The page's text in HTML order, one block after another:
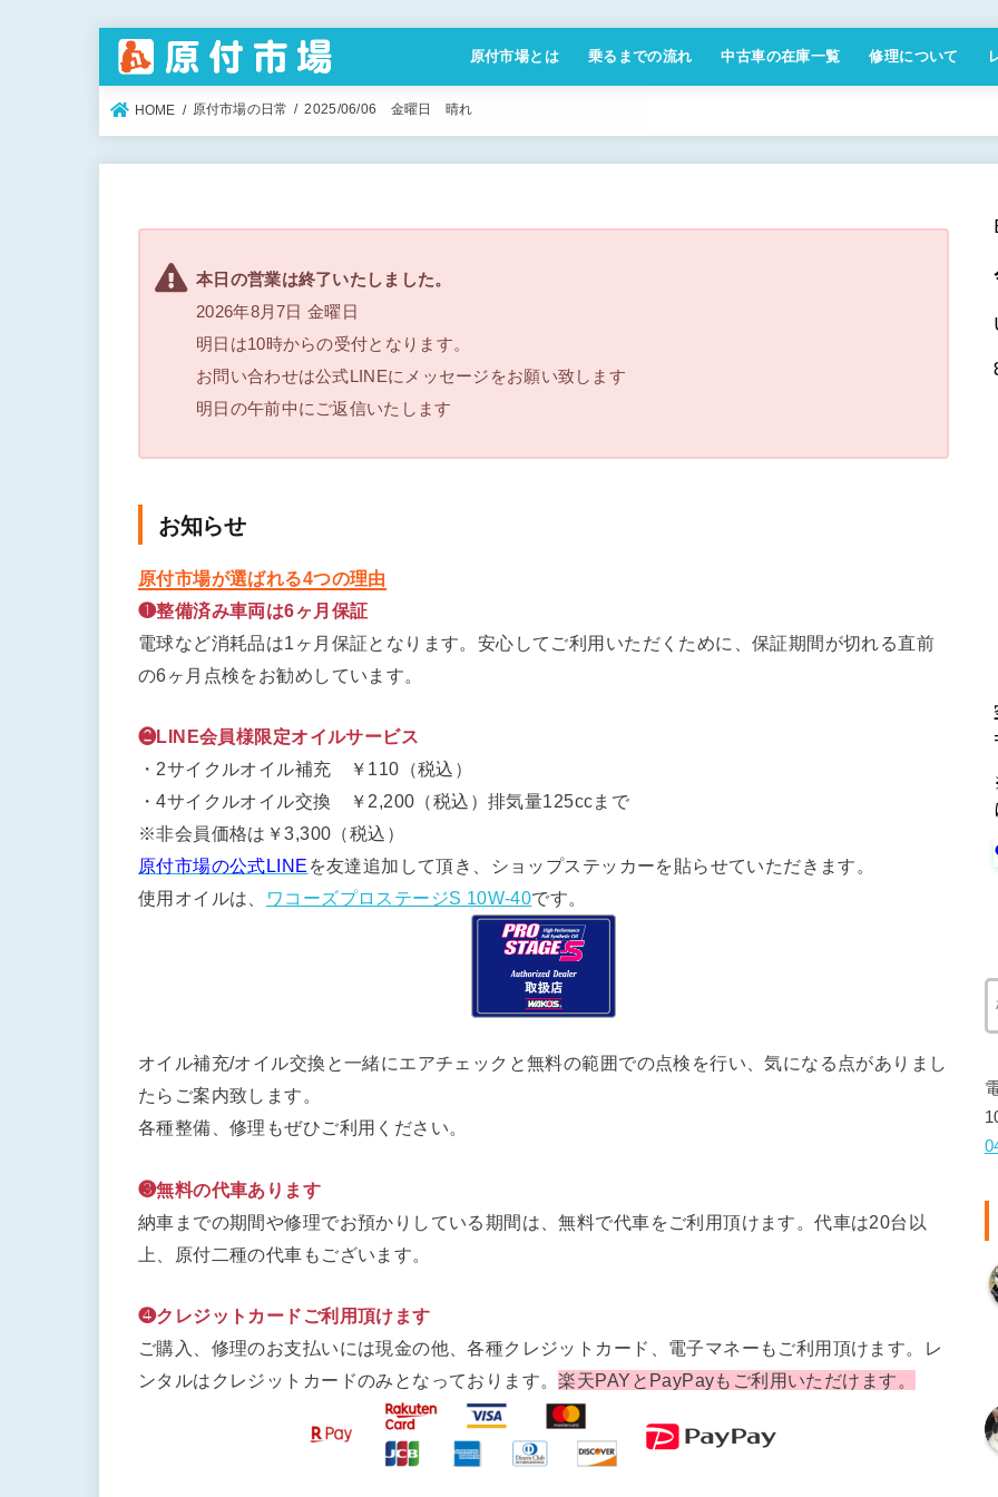
原付市場とは
特定商取引法に基づく表記
乗るまでの流れ 中古車の在庫一覧 修理について
HOME 原付市場の日常 2025/06/06 金曜日 晴れ
本日の営業は終了いたしました。
2026年8月7日 金曜日
明日は10時からの受付となります。
お問い合わせは公式LINEにメッセージをお願い致します
明日の午前中にご返信いたします
お知らせ
原付市場が選ばれる4つの理由
❶整備済み車両は6ヶ月保証
電球など消耗品は1ヶ月保証となります。安心してご利用いただくために、保証期間が切れる直前
の6ヶ月点検をお勧めしています。
❷LINE会員様限定オイルサービス
・2サイクルオイル補充 ￥110（税込）
・4サイクルオイル交換 ￥2,200（税込）排気量125ccまで
※非会員価格は￥3,300（税込）
原付市場の公式LINE を友達追加して頂き、ショップステッカーを貼らせていただきます。
使用オイルは、
ワコーズプロステージS 10W-40です。
オイル補充/オイル交換と一緒にエアチェックと無料の範囲での点検を行い、気になる点がありまし
たらご案内致します。
各種整備、修理もぜひご利用ください。
❸無料の代車あります
納車までの期間や修理でお預かりしている期間は、無料で代車をご利用頂けます。代車は20台以
上、原付二種の代車もございます。
❹クレジットカードご利用頂けます
ご購入、修理のお支払いには現金の他、各種クレジットカード、電子マネーもご利用頂けます。レ
ンタルはクレジットカードのみとなっております。楽天PAYとPayPayもご利用いただけます。